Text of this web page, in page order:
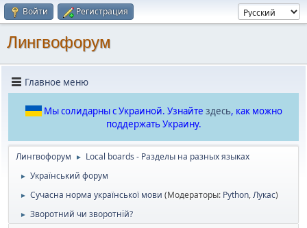
Войти Регистрация
Лингвофорум
Главное меню
Мы солидарны с Украиной. Узнайте здесь, как можно
поддержать Украину.
Лингвофорум ► Local boards - Разделы на разных языках
► Український форум
► Сучасна норма української мови (Модераторы: Python,Лукас)
► Зворотний чи зворотній?